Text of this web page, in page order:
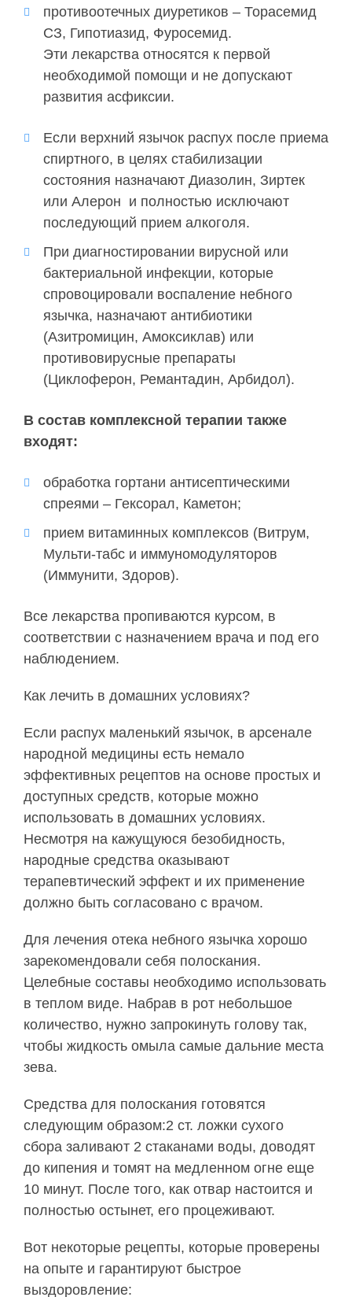
противоотечных диуретиков – Торасемид
СЗ, Гипотиазид, Фуросемид.
Эти лекарства относятся к первой
необходимой помощи и не допускают
развития асфиксии.
Если верхний язычок распух после приема
спиртного, в целях стабилизации
состояния назначают Диазолин, Зиртек
или Алерон и полностью исключают
последующий прием алкоголя.
При диагностировании вирусной или
бактериальной инфекции, которые
спровоцировали воспаление небного
язычка, назначают антибиотики
(Азитромицин, Амоксиклав) или
противовирусные препараты
(Циклоферон, Ремантадин, Арбидол).
В состав комплексной терапии также
входят:
обработка гортани антисептическими
спреями – Гексорал, Каметон;
прием витаминных комплексов (Витрум,
Мульти-табс и иммуномодуляторов
(Иммунити, Здоров).
Все лекарства пропиваются курсом, в
соответствии с назначением врача и под его
наблюдением.
Как лечить в домашних условиях?
Если распух маленький язычок, в арсенале
народной медицины есть немало
эффективных рецептов на основе простых и
доступных средств, которые можно
использовать в домашних условиях.
Несмотря на кажущуюся безобидность,
народные средства оказывают
терапевтический эффект и их применение
должно быть согласовано с врачом.
Для лечения отека небного язычка хорошо
зарекомендовали себя полоскания.
Целебные составы необходимо использовать
в теплом виде. Набрав в рот небольшое
количество, нужно запрокинуть голову так,
чтобы жидкость омыла самые дальние места
зева.
Средства для полоскания готовятся
следующим образом:2 ст. ложки сухого
сбора заливают 2 стаканами воды, доводят
до кипения и томят на медленном огне еще
10 минут. После того, как отвар настоится и
полностью остынет, его процеживают.
Вот некоторые рецепты, которые проверены
на опыте и гарантируют быстрое
выздоровление: